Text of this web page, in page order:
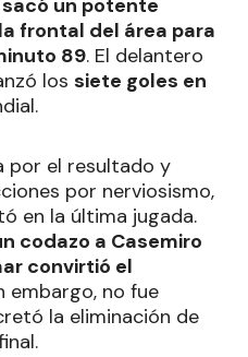
sacó un potente
frontal del área para
89. El delantero
los siete goles en
por el resultado y
por nerviosismo,
en la última jugada.
codazo a Casemiro
convirtió el
embargo, no fue
la eliminación de